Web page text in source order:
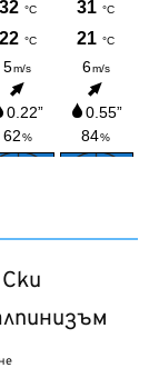
Ски